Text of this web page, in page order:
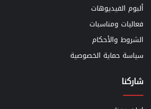
ألبوم الفيديوهات
فعاليات ومناسبات
الشروط والأحكام
سياسة حماية الخصوصية
شاركنا